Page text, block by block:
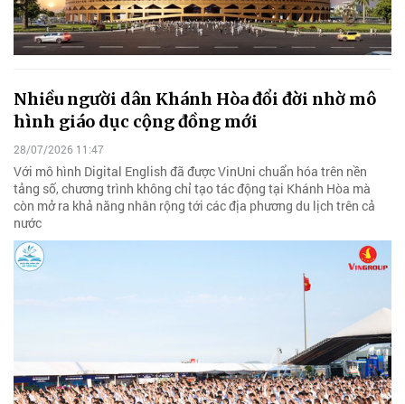
Nhiều người dân Khánh Hòa đổi đời nhờ mô
hình giáo dục cộng đồng mới
28/07/2026 11:47
Với mô hình Digital English đã được VinUni chuẩn hóa trên nền
tảng số, chương trình không chỉ tạo tác động tại Khánh Hòa mà
còn mở ra khả năng nhân rộng tới các địa phương du lịch trên cả
nước